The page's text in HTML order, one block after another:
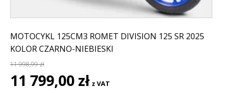
MOTOCYKL 125CM3 ROMET DIVISION 125 SR 2025
KOLOR CZARNO-NIEBIESKI
11 998,99zł
Pierwotna
cena
11 799,00 zł cena
z VAT